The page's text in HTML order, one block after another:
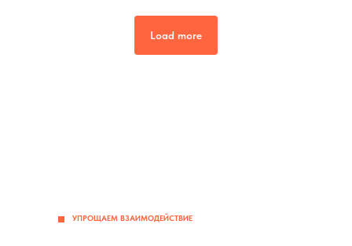
Load more
УПРОЩАЕМ ВЗАИМОДЕЙСТВИЕ